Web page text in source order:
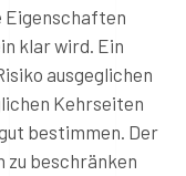
Eigenschaften
klar wird. Ein
ausgeglichen
Kehrseiten
bestimmen. Der
beschränken